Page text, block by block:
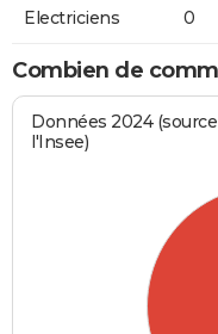
Electriciens 0
Combien de
Données 2024
l'Insee)